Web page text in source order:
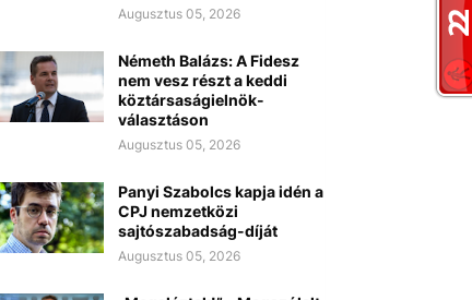
Augusztus 05, 2026
Németh Balázs: A Fidesz
nem vesz részt a keddi
köztársaságielnök-
választáson
Augusztus 05, 2026
Panyi Szabolcs kapja idén a
CPJ nemzetközi
sajtószabadság-díját
Augusztus 05, 2026